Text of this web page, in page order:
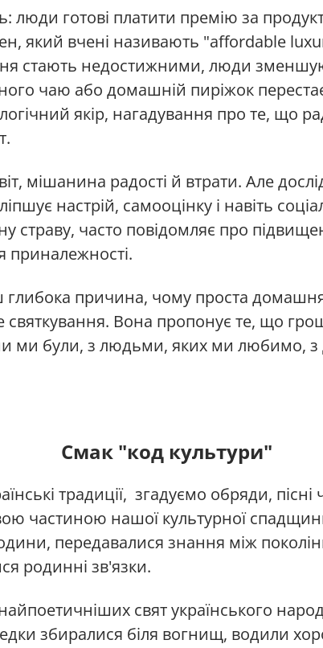
люди готові платити премію за
який вчені називають "affordable
стають недостижними, люди
чаю або домашній пиріжок
якір, нагадування про те, що
мішанина радості й втрати. Але
настрій, самооцінку і навіть
страву, часто повідомляє про
приналежності.
причина, чому проста
святкування. Вона пропонує те, що
ми були, з людьми, яких ми любимо,
Смак "код культури"
традиції, згадуємо обряди,
частиною нашої культурної спадщини
передавалися знання між
родинні зв'язки.
свят українського
збиралися біля вогнищ, водили